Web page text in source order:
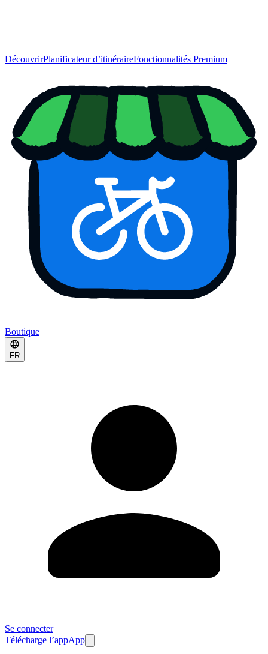
DécouvrirPlanificateur d’itinéraireFonctionnalités Premium
Boutique
FR
Se connecter
Télécharge l’appApp